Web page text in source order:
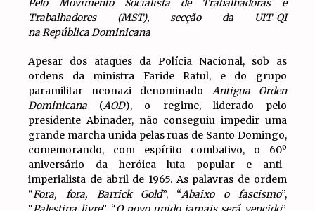
Pelo Movimento Socialista de Trabalhadoras e
Trabalhadores (MST), secção da UIT-QI
na República Dominicana
Apesar dos ataques da Polícia Nacional, sob as
ordens da ministra Faride Raful, e do grupo
paramilitar neonazi denominado Antigua Orden
Dominicana (AOD), o regime, liderado pelo
presidente Abinader, não conseguiu impedir uma
grande marcha unida pelas ruas de Santo Domingo,
comemorando, com espírito combativo, o 60º
aniversário da heróica luta popular e anti-
imperialista de abril de 1965. As palavras de ordem
“Fora, fora, Barrick Gold”, “Abaixo o fascismo”,